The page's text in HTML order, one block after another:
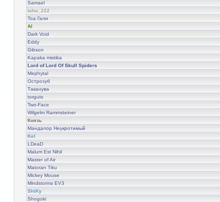
Samael
tahu_222
Тоа Гали
Al
Dark Void
Eddy
Gibson
Kapaka mistika
Lord of Lord Of Skull Spiders
Mephytal
Острозуб
Tаканува
torguts
Two-Face
Wilgelm Rammsteiner
Князь
Мандалор Неукротимый
Kel
LDeaD
Malum Est Nihil
Master of Air
Matoran Tiku
Mickey Mouse
Mindstorms EV3
ShiKy
Shogoki